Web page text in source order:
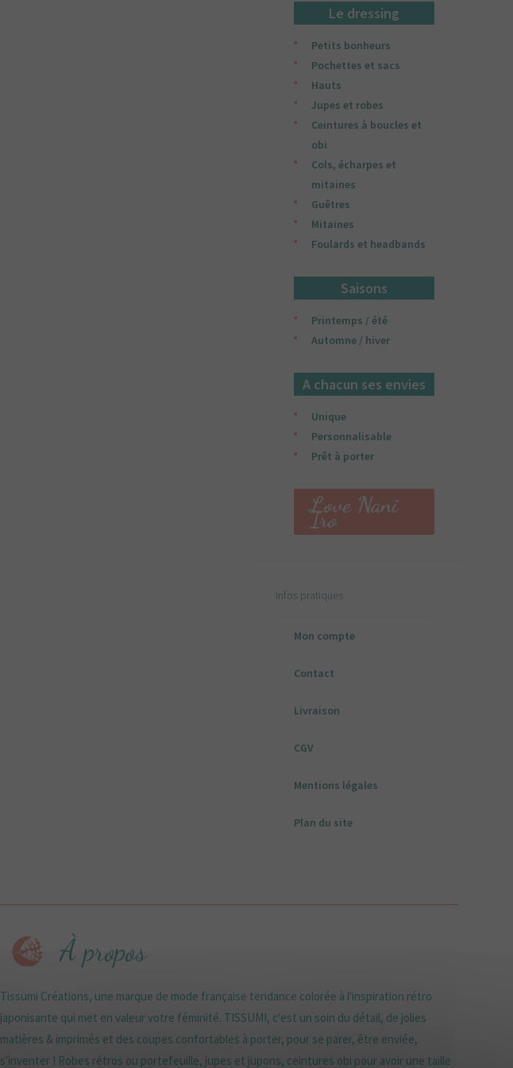
Le dressing
Petits bonheurs
Pochettes et sacs
Hauts
Jupes et robes
Ceintures à boucles et
obi
Cols, écharpes et
mitaines
Guêtres
Mitaines
Foulards et headbands
Saisons
Printemps / été
Automne / hiver
A chacun ses envies
Unique
Personnalisable
Prêt à porter
Love Nani
Iro
Infos pratiques
Mon compte
Contact
Livraison
CGV
Mentions légales
Plan du site
À propos
Tissumi Créations, une marque de mode française tendance colorée à l'inspiration rétro
japonisante qui met en valeur votre féminité. TISSUMI, c'est un soin du détail, de jolies
matières & imprimés et des coupes confortables à porter, pour se parer, être enviée,
s'inventer ! Robes rétros ou portefeuille, jupes et jupons, ceintures obi pour avoir une taille